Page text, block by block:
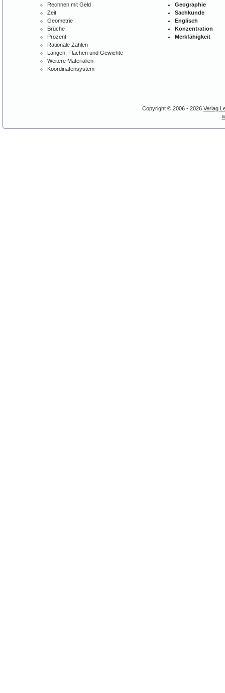
Rechnen mit Geld
Zeit
Geometrie
Brüche
Prozent
Rationale Zahlen
Längen, Flächen und Gewichte
Weitere Materialien
Koordinatensystem
Geographie
Sachkunde
Englisch
Konzentration
Merkfähigkeit
Copyright © 2006 - 2026 Verlag